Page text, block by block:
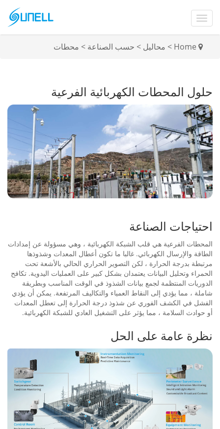
Home
> محاليل > حسب الصناعة > محطات
حلول المحطات الكهربائية الفرعية
احتياجات الصناعة
المحطات الفرعية هي قلب الشبكة الكهربائية ، وهي مسؤولة عن إمدادات
الطاقة والإرسال الكهربائي. غالبا ما تكون أعطال المعدات وشذوذها
مرتبطة بدرجة الحرارة ، لكن التصوير الحراري الحالي بالأشعة تحت
الحمراء وتحليل البيانات يعتمدان بشكل كبير على العمليات اليدوية. تكافح
الدوريات المنتظمة لجمع بيانات الشذوذ في الوقت المناسب وبطريقة
شاملة ، مما يؤدي إلى النقاط العمياء والتكاليف المرتفعة. يمكن أن يؤدي
الفشل في الكشف الفوري عن شذوذ درجة الحرارة إلى تعطل المعدات
أو حوادث السلامة ، مما يؤثر على التشغيل العادي للشبكة الكهربائية.
نظرة عامة على الحل